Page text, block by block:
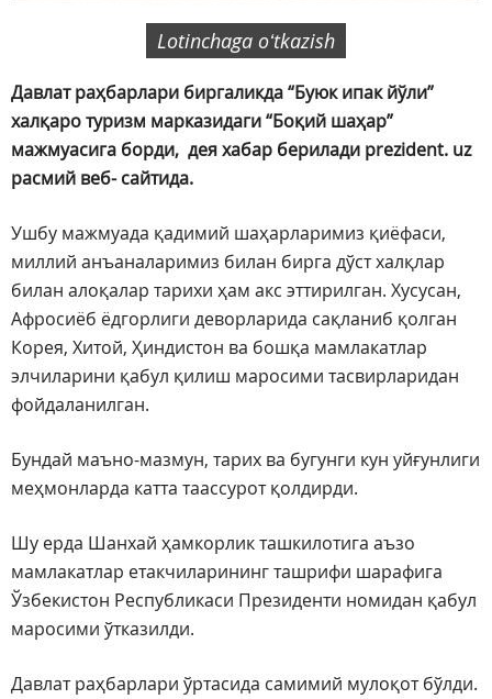
Lotinchaga oʻtkazish
Давлат раҳбарлари биргаликда “Буюк ипак йўли”
халқаро туризм марказидаги “Боқий шаҳар”
мажмуасига борди, дея хабар берилади prezident. uz
расмий веб- сайтида.
Ушбу мажмуада қадимий шаҳарларимиз қиёфаси,
миллий анъаналаримиз билан бирга дўст халқлар
билан алоқалар тарихи ҳам акс эттирилган. Хусусан,
Афросиёб ёдгорлиги деворларида сақланиб қолган
Корея, Хитой, Ҳиндистон ва бошқа мамлакатлар
элчиларини қабул қилиш маросими тасвирларидан
фойдаланилган.
Бундай маъно-мазмун, тарих ва бугунги кун уйғунлиги
меҳмонларда катта таассурот қолдирди.
Шу ерда Шанхай ҳамкорлик ташкилотига аъзо
мамлакатлар етакчиларининг ташрифи шарафига
Ўзбекистон Республикаси Президенти номидан қабул
маросими ўтказилди.
Давлат раҳбарлари ўртасида самимий мулоқот бўлди.